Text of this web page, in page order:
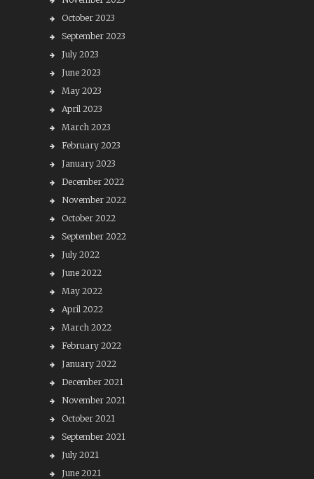
October 2023
September 2023
July 2023
June 2023
May 2023
April 2023
March 2023
February 2023
January 2023
December 2022
November 2022
October 2022
September 2022
July 2022
June 2022
May 2022
April 2022
March 2022
February 2022
January 2022
December 2021
November 2021
October 2021
September 2021
July 2021
June 2021